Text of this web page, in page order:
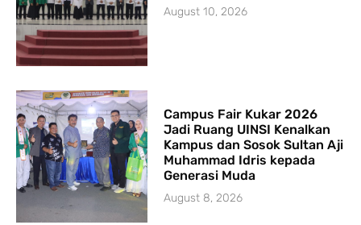
August 10, 2026
Campus Fair Kukar 2026
Jadi Ruang UINSI Kenalkan
Kampus dan Sosok Sultan Aji
Muhammad Idris kepada
Generasi Muda
August 8, 2026